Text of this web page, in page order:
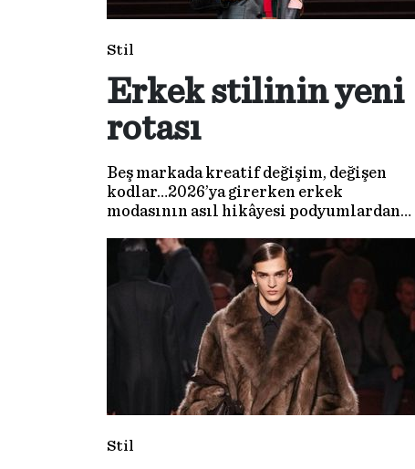
Stil
Erkek stilinin yeni
rotası
Beş markada kreatif değişim, değişen
kodlar…2026’ya girerken erkek
modasının asıl hikâyesi podyumlardan
evleri yeni kreatif direktör atamalarıyla
yalnızca estetiklerini değil ‘modern
erkek’ fikrini de baştan tanımlıyor.
Stil